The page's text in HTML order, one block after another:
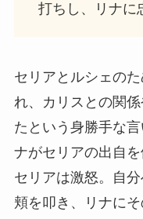
打ちし、リナに
セリアとルシェの
れ、カリスとの関
たという身勝手な
ナがセリアの出自を
セリアは激怒。自
頬を叩き、リナに